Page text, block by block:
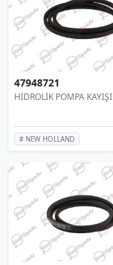
47948721
HİDROLİK POMPA KAYIŞI
# NEW HOLLAND